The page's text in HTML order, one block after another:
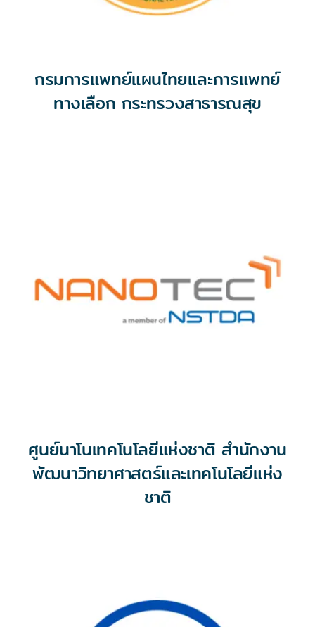
กรมการแพทย์แผนไทยและการแพทย์
ทางเลือก กระทรวงสาธารณสุข
ศูนย์นาโนเทคโนโลยีแห่งชาติ สำนักงาน
พัฒนาวิทยาศาสตร์และเทคโนโลยีแห่ง
ชาติ